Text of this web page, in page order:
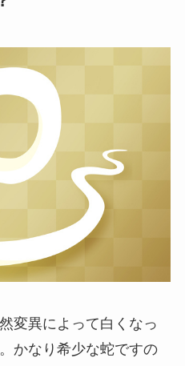
変異によって白くなっ
かなり希少な蛇ですの